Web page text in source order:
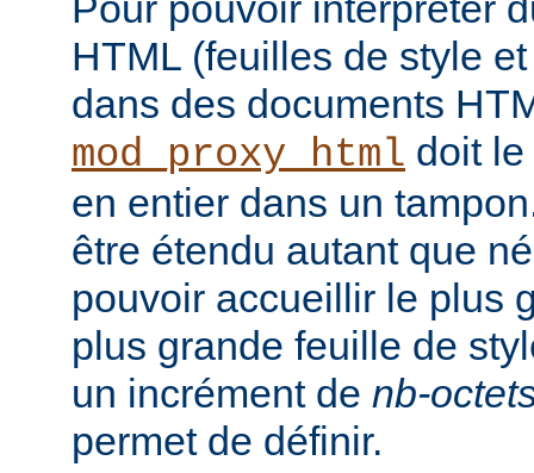
HTML (feuilles de style
dans des documents
mod_proxy_html doit
en entier dans un
être étendu autant que
pouvoir accueillir le plus
plus grande feuille de
un incrément de nb-
permet de définir.